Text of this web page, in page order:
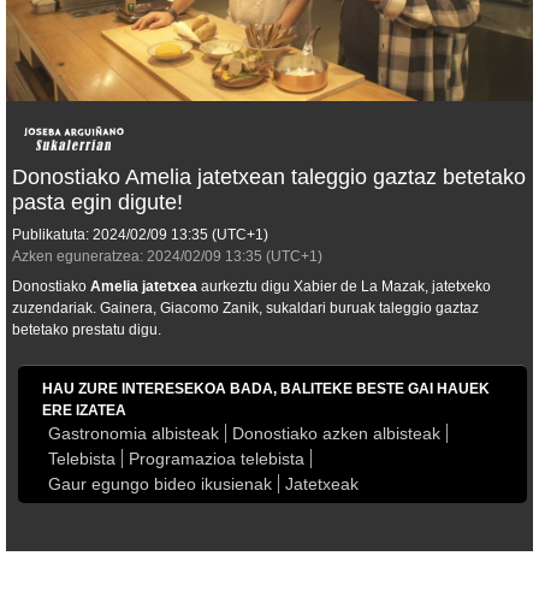
Donostiako Amelia jatetxean taleggio gaztaz betetako
pasta egin digute!
Publikatuta: 2024/02/09 13:35 (UTC+1)
Azken eguneratzea: 2024/02/09 13:35 (UTC+1)
Donostiako Amelia jatetxea aurkeztu digu Xabier de La Mazak, jatetxeko
zuzendariak. Gainera, Giacomo Zanik, sukaldari buruak taleggio gaztaz
betetako prestatu digu.
HAU ZURE INTERESEKOA BADA, BALITEKE BESTE GAI HAUEK
ERE IZATEA
Gastronomia albisteak
Donostiako azken albisteak
Telebista
Programazioa telebista
Gaur egungo bideo ikusienak
Jatetxeak